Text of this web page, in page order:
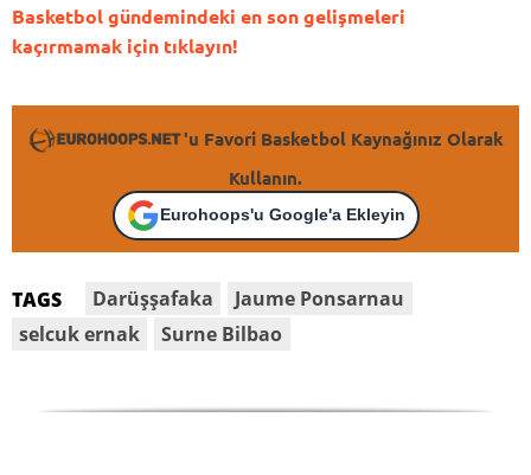
Basketbol gündemindeki en son gelişmeleri
kaçırmamak için tıklayın!
'u Favori Basketbol Kaynağınız Olarak
Kullanın.
Eurohoops'u Google'a Ekleyin
TAGS Darüşşafaka
Jaume Ponsarnau
selcuk ernak
Surne Bilbao